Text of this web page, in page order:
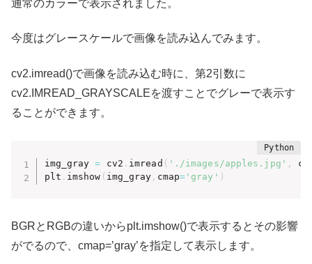
通常のカラーで表示されました。
今度はグレースケールで画像を読み込んでみます。
cv2.imread()で画像を読み込む時に、第2引数に
cv2.IMREAD_GRAYSCALEを渡すことでグレーで表示す
ることができます。
img_gray = cv2 . imread ( './images/apples.jpg' ,
plt . imshow ( img_gray , cmap= 'gray' )
BGRとRGBの違いからplt.imshow()で表示するとその影響
がでるので、cmap=’gray’を指定して表示します。